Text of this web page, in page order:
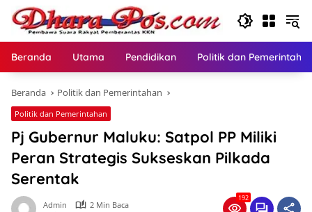
Langsung
konten
Beranda Utama Pendidikan Politik dan
Beranda Politik dan Pemerintahan
Politik dan Pemerintahan
Pj Gubernur Maluku: Satpol PP Miliki
Peran Strategis Sukseskan Pilkada
Serentak
Admin
2 Min Baca
192